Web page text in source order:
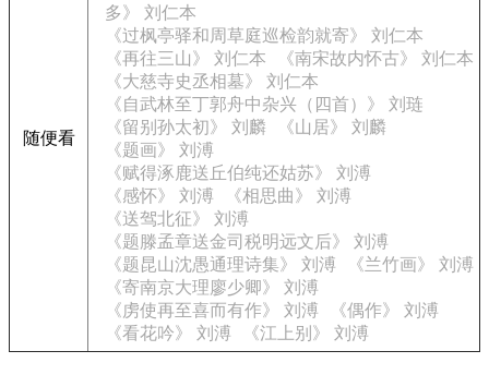
随便看
多》 刘仁本
《过枫亭驿和周草庭巡检韵就寄》 刘仁本
《再往三山》 刘仁本
《南宋故内怀古》 刘仁本
《大慈寺史丞相墓》 刘仁本
《自武林至丁郭舟中杂兴（四首）》 刘琏
《留别孙太初》 刘麟
《山居》 刘麟
《题画》 刘溥
《赋得涿鹿送丘伯纯还姑苏》 刘溥
《感怀》 刘溥
《相思曲》 刘溥
《送驾北征》 刘溥
《题滕孟章送金司税明远文后》 刘溥
《题昆山沈愚通理诗集》 刘溥
《兰竹画》 刘溥
《寄南京大理廖少卿》 刘溥
《虏使再至喜而有作》 刘溥
《偶作》 刘溥
《看花吟》 刘溥
《江上别》 刘溥